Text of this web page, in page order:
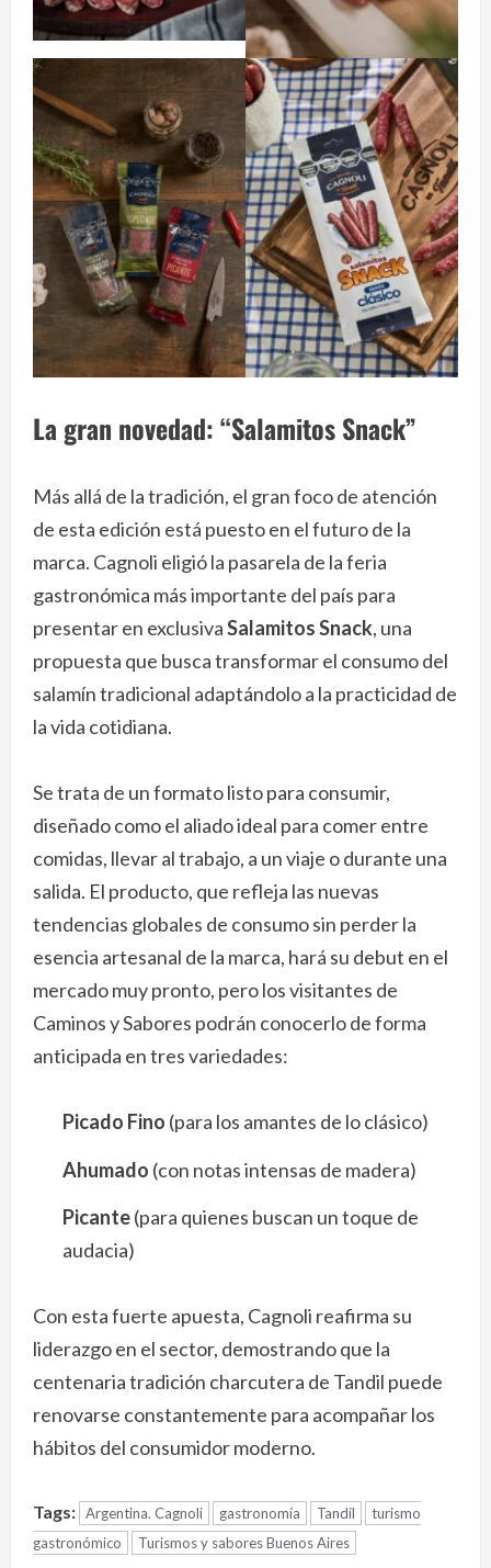
La gran novedad: “Salamitos Snack”
Más allá de la tradición, el gran foco de atención
de esta edición está puesto en el futuro de la
marca. Cagnoli eligió la pasarela de la feria
gastronómica más importante del país para
presentar en exclusivaSalamitos Snack, una
propuesta que busca transformar el consumo del
salamín tradicional adaptándolo a la practicidad de
la vida cotidiana.
Se trata de un formato listo para consumir,
diseñado como el aliado ideal para comer entre
comidas, llevar al trabajo, a un viaje o durante una
salida. El producto, que refleja las nuevas
tendencias globales de consumo sin perder la
esencia artesanal de la marca, hará su debut en el
mercado muy pronto, pero los visitantes de
Caminos y Sabores podrán conocerlo de forma
anticipada en tres variedades:
Picado Fino (para los amantes de lo clásico)
Ahumado (con notas intensas de madera)
Picante(para quienes buscan un toque de
audacia)
Con esta fuerte apuesta, Cagnoli reafirma su
liderazgo en el sector, demostrando que la
centenaria tradición charcutera de Tandil puede
renovarse constantemente para acompañar los
hábitos del consumidor moderno.
Tags: Argentina. Cagnoli gastronomía Tandil
turismo
gastronómico
Turismos y sabores Buenos Aires